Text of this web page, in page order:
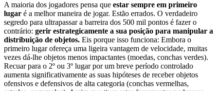
A maioria dos jogadores pensa que estar sempre em primeiro
lugar é a melhor maneira de jogar. Estão errados. O verdadeiro
segredo para ultrapassar a barreira dos 500 mil pontos é fazer o
contrário: gerir estrategicamente a sua posição para manipular a
distribuição de objetos. Eis porque isso funciona: Embora o
primeiro lugar ofereça uma ligeira vantagem de velocidade, muitas
vezes dá-lhe objetos menos impactantes (moedas, conchas verdes).
Recuar para o 2º ou 3º lugar por um breve período controlado
aumenta significativamente as suas hipóteses de receber objetos
ofensivos e defensivos de alta categoria (conchas vermelhas,